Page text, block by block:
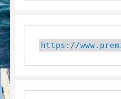
https://